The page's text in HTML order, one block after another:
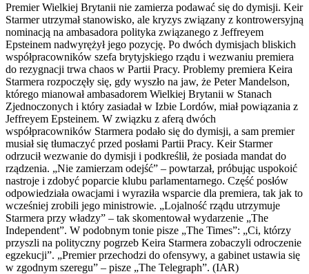
Premier Wielkiej Brytanii nie zamierza podawać się do dymisji. Keir
Starmer utrzymał stanowisko, ale kryzys związany z kontrowersyjną
nominacją na ambasadora polityka związanego z Jeffreyem
Epsteinem nadwyrężył jego pozycję. Po dwóch dymisjach bliskich
współpracowników szefa brytyjskiego rządu i wezwaniu premiera
do rezygnacji trwa chaos w Partii Pracy. Problemy premiera Keira
Starmera rozpoczęły się, gdy wyszło na jaw, że Peter Mandelson,
którego mianował ambasadorem Wielkiej Brytanii w Stanach
Zjednoczonych i który zasiadał w Izbie Lordów, miał powiązania z
Jeffreyem Epsteinem. W związku z aferą dwóch
współpracowników Starmera podało się do dymisji, a sam premier
musiał się tłumaczyć przed posłami Partii Pracy. Keir Starmer
odrzucił wezwanie do dymisji i podkreślił, że posiada mandat do
rządzenia. „Nie zamierzam odejść” – powtarzał, próbując uspokoić
nastroje i zdobyć poparcie klubu parlamentarnego. Część posłów
odpowiedziała owacjami i wyraziła wsparcie dla premiera, tak jak to
wcześniej zrobili jego ministrowie. „Lojalność rządu utrzymuje
Starmera przy władzy” – tak skomentował wydarzenie „The
Independent”. W podobnym tonie pisze „The Times”: „Ci, którzy
przyszli na polityczny pogrzeb Keira Starmera zobaczyli odroczenie
egzekucji”. „Premier przechodzi do ofensywy, a gabinet ustawia się
w zgodnym szeregu” – pisze „The Telegraph”. (IAR)